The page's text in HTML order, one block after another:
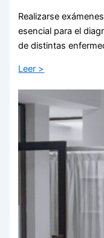
Realizarse
esencial para el
de distintas
Leer >